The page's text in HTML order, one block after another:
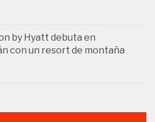
by Hyatt debuta en
con un resort de montaña